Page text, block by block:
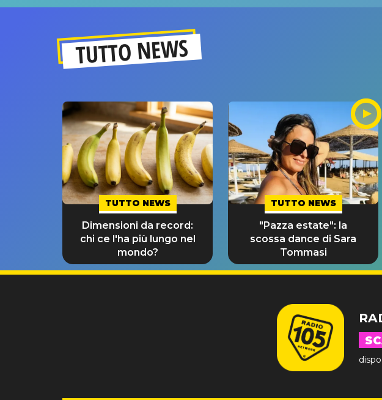
TUTTO NEWS
TUTTO NEWS
Dimensioni da record:
chi ce l'ha più lungo nel
mondo?
TUTTO NEWS
"Pazza estate": la
scossa dance di Sara
Tommasi